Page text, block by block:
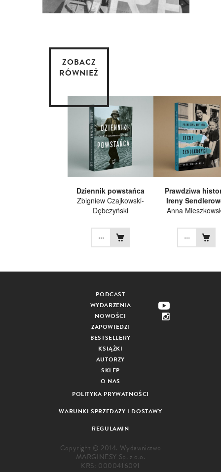
ZOBACZ
RÓWNIEŻ
Dziennik powstańca
Zbigniew Czajkowski-
Dębczyński
...
Prawdziwa
Ireny
Anna
...
PODCAST
WYDARZENIA
NOWOŚCI
ZAPOWIEDZI
BESTSELLERY
KSIĄŻKI
AUTORZY
SKLEP
O NAS
POLITYKA PRYWATNOŚCI
WARUNKI SPRZEDAŻY I DOSTAWY
REGULAMIN
Copyright © 2014. Wydawnictwo
MARGINESY Sp. z o.o.
KRS: 0000416091